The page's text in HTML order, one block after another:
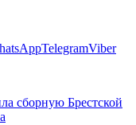
TelegramViber
сборную Брестской